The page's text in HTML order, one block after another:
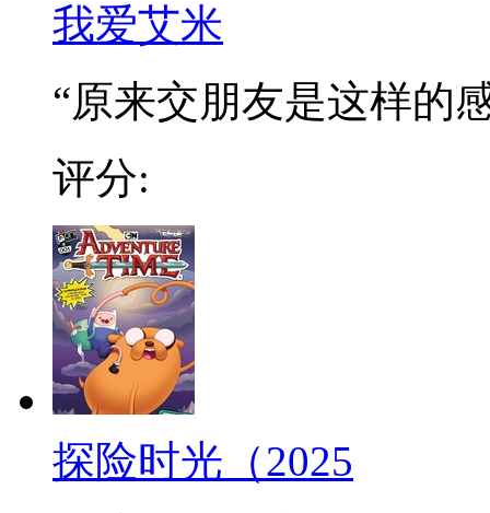
我爱艾米
“原来交朋友是这样的
评分:
探险时光（2025